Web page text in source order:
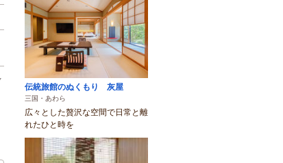
伝統旅館のぬくもり 灰屋
三国・あわら
広々とした贅沢な空間で日常と離
れたひと時を